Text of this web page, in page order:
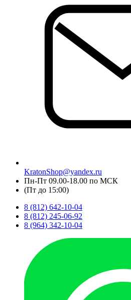
KratonShop@yandex.ru
Пн-Пт 09.00-18.00 по МСК
(Пт до 15:00)
8 (812) 642-10-04
8 (812) 245-06-92
8 (964) 342-10-04